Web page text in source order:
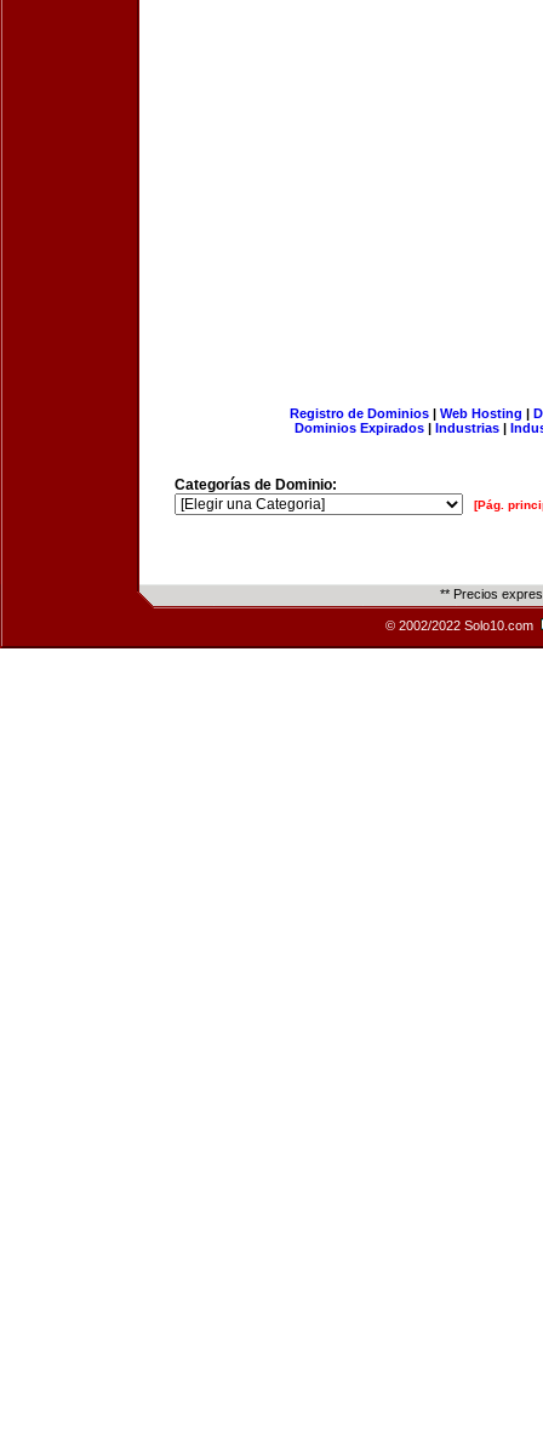
Registro de Dominios| Web Hosting |
Dominios Expirados | Industrias |
Categorías de Dominio:
[Pág.
** Precios
© 2002/2022 Solo10.com